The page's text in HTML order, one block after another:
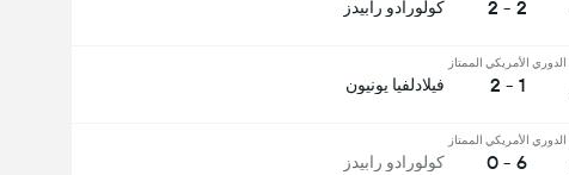
2 - 2 كولورادو رابيدز
الدوري الأمريكي الممتاز
1 - 2 فيلادلفيا يونيون
الدوري الأمريكي الممتاز
6 - 0 كولورادو رابيدز